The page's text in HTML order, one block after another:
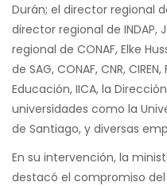
Durán; el director regional
director regional de INDAP,
regional de CONAF, Elke
de SAG, CONAF, CNR,
Educación, IICA, la
universidades como la
de Santiago, y diversas
En su intervención, la
destacó el compromiso